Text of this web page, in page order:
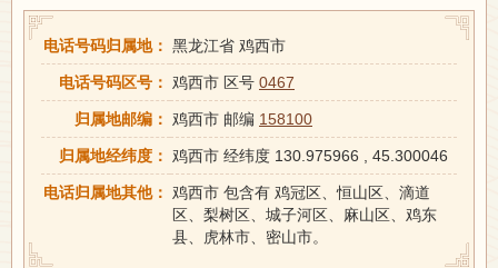
电话号码归属地： 黑龙江省 鸡西市
电话号码区号： 鸡西市 区号 0467
归属地邮编： 鸡西市 邮编 158100
归属地经纬度： 鸡西市 经纬度 130.975966 , 45.300046
电话归属地其他： 鸡西市 包含有 鸡冠区、恒山区、滴道
区、梨树区、城子河区、麻山区、鸡东
县、虎林市、密山市。